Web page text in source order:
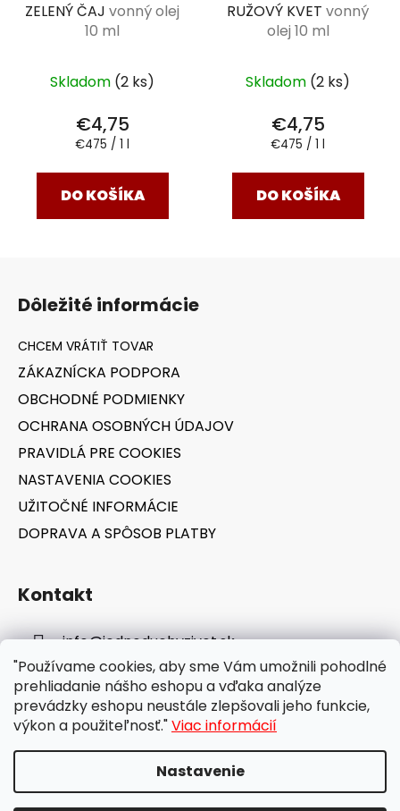
"Používame cookies, aby sme Vám umožnili pohodlné
prehliadanie nášho eshopu a vďaka analýze
prevádzky eshopu neustále zlepšovali jeho funkcie,
výkon a použiteľnosť."Viac informácií
Nastavenie
ZELENÝ ČAJ vonný olej
10 ml
Skladom (2 ks)
€4,75
Jednotková
€475 / 1 l
DO KOŠÍKA
RUŽOVÝ KVET vonný
olej 10 ml
Skladom (2 ks)
€4,75
Jednotková
€475 / 1 l
DO KOŠÍKA
Dôležité informácie
ZÁKAZNÍCKA PODPORA
OBCHODNÉ PODMIENKY
OCHRANA OSOBNÝCH ÚDAJOV
PRAVIDLÁ PRE COOKIES
NASTAVENIA COOKIES
UŽITOČNÉ INFORMÁCIE
DOPRAVA A SPÔSOB PLATBY
Kontakt
info@jednoduchyzivot.sk
E-shop: 0948 647 767